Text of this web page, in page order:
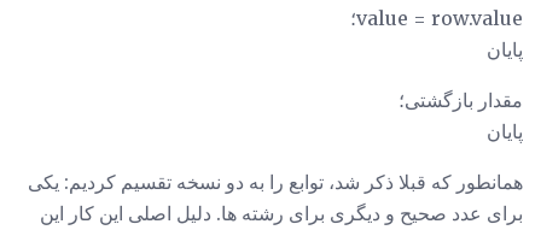
value = row.value؛
پایان
مقدار بازگشتی؛
پایان
همانطور که قبلا ذکر شد، توابع را به دو نسخه تقسیم کردیم: یکی
برای عدد صحیح و دیگری برای رشته ها. دلیل اصلی این کار این